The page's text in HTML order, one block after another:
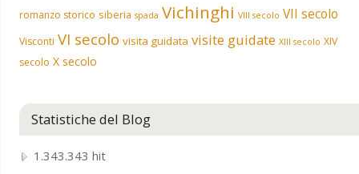
romanzo storico siberia spada Vichinghi VIII secolo VII secolo
Visconti VI secolo visita guidata visite guidate XIII secolo XIV
secolo X secolo
Statistiche del Blog
1.343.343 hit